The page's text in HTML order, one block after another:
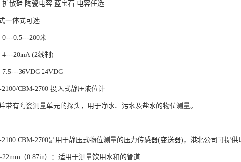
扩散硅 陶瓷电容 蓝宝石 电容任选
一体式可选
0---0.5---200米
4---20mA (2线制)
7.5---36VDC 24VDC
2100/CBM-2700 投入式静压液位计
带有陶瓷测量单元的探头，用于净水、污水及盐水的物位测量。
2100 CBM-2700是用于静压式物位测量的压力传感器(变送器)，港北公司可提供
（0.87in）：适用于测量饮用水和的管道